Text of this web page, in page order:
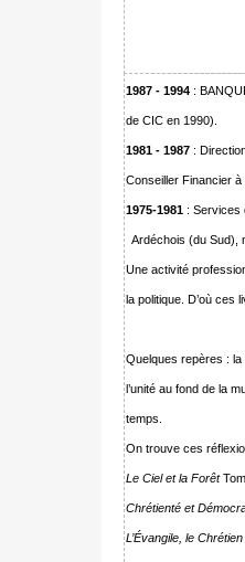
1987 - 1994 :
de CIC en 1990).
1981 - 1987 :
Conseiller Financier
1975-1981 : Services
Ardéchois (du Sud),
Une activité
la politique. D’où ces
Quelques repères : la
l’unité au fond de la
temps.
On trouve ces
Le Ciel et la Forêt
Chrétienté et
L’Évangile, le Chrétien